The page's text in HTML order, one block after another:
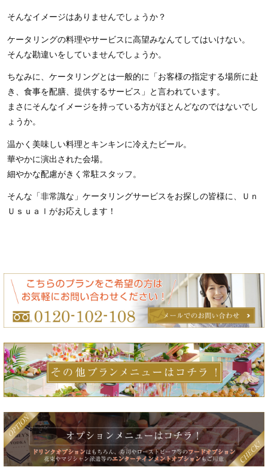
そんなイメージはありませんでしょうか？
ケータリングの料理やサービスに高望みなんてしてはいけない。
そんな勘違いをしていませんでしょうか。
ちなみに、ケータリングとは一般的に「お客様の指定する場所に赴
き、食事を配膳、提供するサービス」と言われています。
まさにそんなイメージを持っている方がほとんどなのではないでし
ょうか。
温かく美味しい料理とキンキンに冷えたビール。
華やかに演出された会場。
細やかな配慮がきく常駐スタッフ。
そんな「非常識な」ケータリングサービスをお探しの皆様に、Ｕｎ
Ｕｓｕａｌがお応えします！